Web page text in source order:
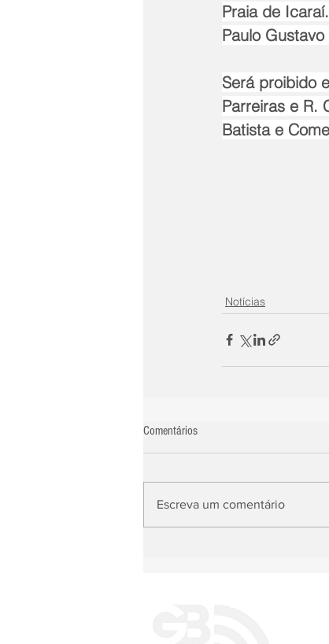
Praia de
Paulo
Será proibido
Parreiras e R.
Batista e
Notícias
Comentários
Escreva um comentário